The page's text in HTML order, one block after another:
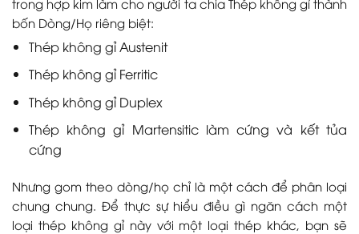
bốn Dòng/Họ riêng biệt:
Thép không gỉ Austenit
Thép không gỉ Ferritic
Thép không gỉ Duplex
Thép không gỉ Martensitic làm cứng và kết tủa
cứng
Nhưng gom theo dòng/họ chỉ là một cách để phân loại
chung chung. Để thực sự hiểu điều gì ngăn cách một
loại thép không gỉ này với một loại thép khác, bạn sẽ